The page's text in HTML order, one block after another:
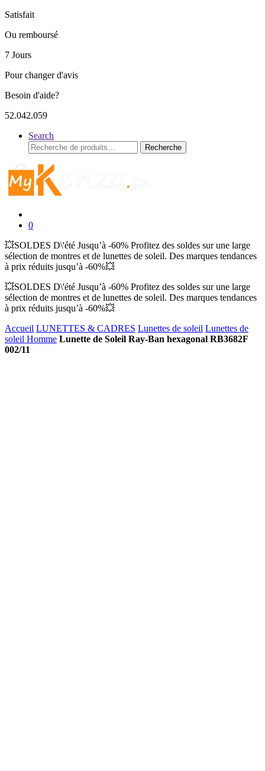
Satisfait
Ou remboursé
7 Jours
Pour changer d'avis
Besoin d'aide?
52.042.059
Search
Recherche
pour :
Recherche
0
💥SOLDES D\'été Jusqu’à -60% Profitez des soldes sur une large
sélection de montres et de lunettes de soleil. Des marques tendances
à prix réduits jusqu’à -60%💥
💥SOLDES D\'été Jusqu’à -60% Profitez des soldes sur une large
sélection de montres et de lunettes de soleil. Des marques tendances
à prix réduits jusqu’à -60%💥
Accueil LUNETTES & CADRES Lunettes de soleil Lunettes de
soleil Homme Lunette de Soleil Ray-Ban hexagonal RB3682F
002/11